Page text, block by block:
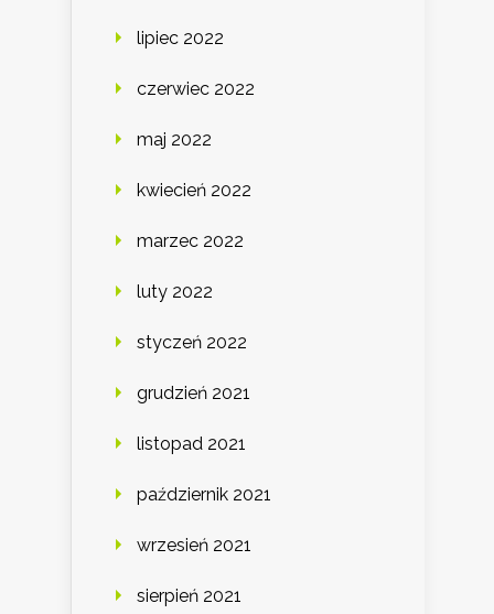
lipiec 2022
czerwiec 2022
maj 2022
kwiecień 2022
marzec 2022
luty 2022
styczeń 2022
grudzień 2021
listopad 2021
październik 2021
wrzesień 2021
sierpień 2021